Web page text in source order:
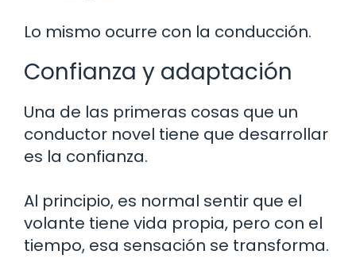
Lo mismo ocurre con la conducción.
Confianza y adaptación
Una de las primeras cosas que un
conductor novel tiene que desarrollar
es la confianza.
Al principio, es normal sentir que el
volante tiene vida propia, pero con el
tiempo, esa sensación se transforma.